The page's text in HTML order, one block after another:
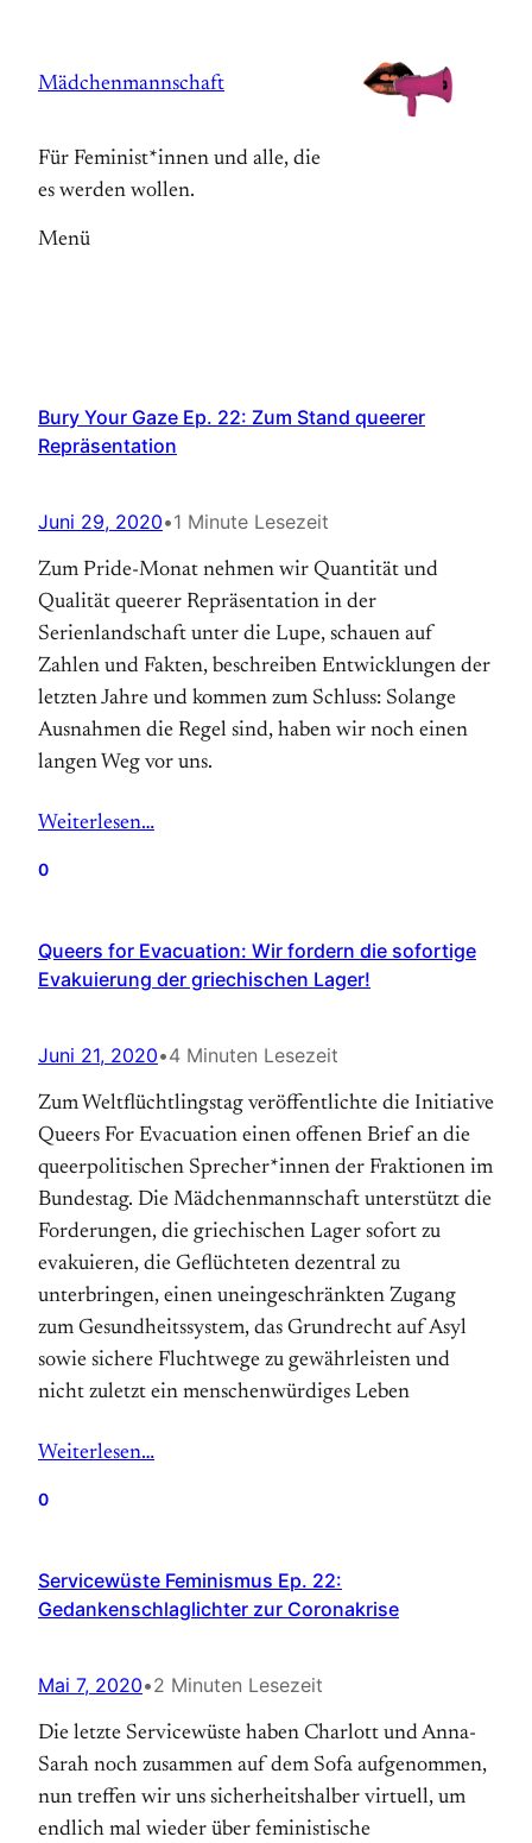
springen
Mädchenmannschaft
Für Feminist*innen und alle, die
es werden wollen.
Menü
Bury Your Gaze Ep. 22: Zum Stand queerer
Repräsentation
Juni 29, 2020•1 Minute Lesezeit
Zum Pride-Monat nehmen wir Quantität und
Qualität queerer Repräsentation in der
Serienlandschaft unter die Lupe, schauen auf
Zahlen und Fakten, beschreiben Entwicklungen der
letzten Jahre und kommen zum Schluss: Solange
Ausnahmen die Regel sind, haben wir noch einen
langen Weg vor uns.
Weiterlesen…
0
Queers for Evacuation: Wir fordern die sofortige
Evakuierung der griechischen Lager!
Juni 21, 2020•4 Minuten Lesezeit
Zum Weltflüchtlingstag veröffentlichte die Initiative
Queers For Evacuation einen offenen Brief an die
queerpolitischen Sprecher*innen der Fraktionen im
Bundestag. Die Mädchenmannschaft unterstützt die
Forderungen, die griechischen Lager sofort zu
evakuieren, die Geflüchteten dezentral zu
unterbringen, einen uneingeschränkten Zugang
zum Gesundheitssystem, das Grundrecht auf Asyl
sowie sichere Fluchtwege zu gewährleisten und
nicht zuletzt ein menschenwürdiges Leben
Weiterlesen…
0
Servicewüste Feminismus Ep. 22:
Gedankenschlaglichter zur Coronakrise
Mai 7, 2020•2 Minuten Lesezeit
Die letzte Servicewüste haben Charlott und Anna-
Sarah noch zusammen auf dem Sofa aufgenommen,
nun treffen wir uns sicherheitshalber virtuell, um
endlich mal wieder über feministische